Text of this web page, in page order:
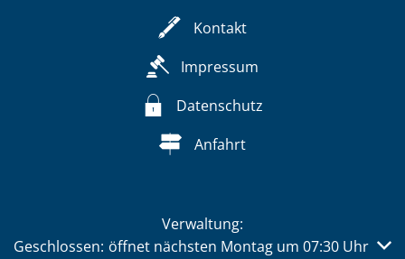
Kontakt
Impressum
Datenschutz
Anfahrt
Verwaltung:
Klicken, um weitere Öffnungs- oder Schließzeiten
Geschlossen: öffnet nächsten Montag um 07:30 Uhr